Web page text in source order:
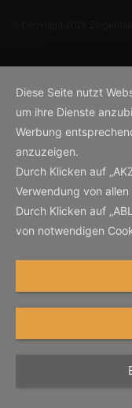
Diese Seite nutzt
um ihre Dienste
Werbung
anzuzeigen.
Durch Klicken auf
Verwendung von allen
Durch Klicken auf
von notwendigen